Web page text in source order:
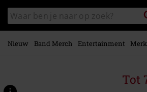
naar
hoofdinhoud
Zoek
in
catalogus
Nieuw Band Merch Entertainment
Tot